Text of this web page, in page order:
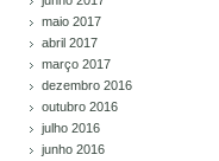
maio 2017
abril 2017
março 2017
dezembro 2016
outubro 2016
julho 2016
junho 2016